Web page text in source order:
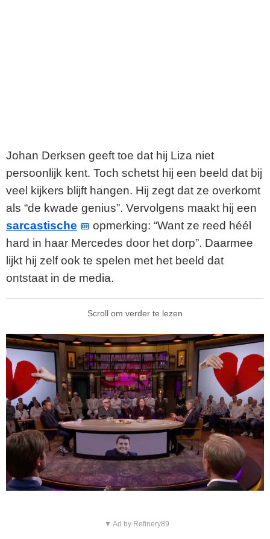
Johan Derksen geeft toe dat hij Liza niet
persoonlijk kent. Toch schetst hij een beeld dat bij
veel kijkers blijft hangen. Hij zegt dat ze overkomt
als “de kwade genius”. Vervolgens maakt hij een
sarcastische
opmerking: “Want ze reed héél
hard in haar Mercedes door het dorp”. Daarmee
lijkt hij zelf ook te spelen met het beeld dat
ontstaat in de media.
Scroll om verder te lezen
▼ Ad by Refinery89